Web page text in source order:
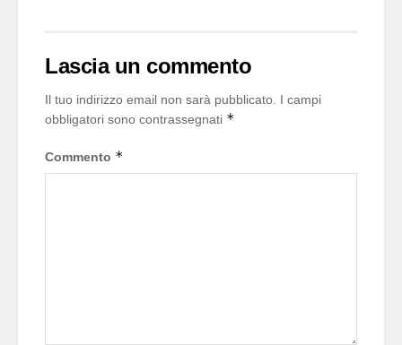
Lascia un commento
Il tuo indirizzo email non sarà pubblicato. I campi
obbligatori sono contrassegnati *
Commento *